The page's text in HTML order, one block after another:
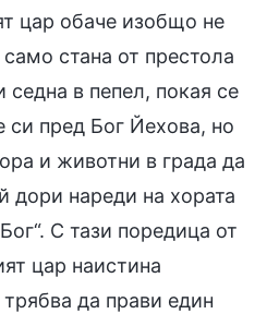
цар обаче изобщо не
стана от престола
в пепел, покая се
си пред Бог Йехова, но
и животни в града да
дори нареди на хората
С тази поредица от
цар наистина
да прави един